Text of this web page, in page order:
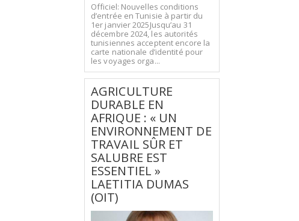
Officiel: Nouvelles conditions
d’entrée en Tunisie à partir du
1er janvier 2025Jusqu’au 31
décembre 2024, les autorités
tunisiennes acceptent encore la
carte nationale d’identité pour
les voyages orga...
AGRICULTURE
DURABLE EN
AFRIQUE : « UN
ENVIRONNEMENT DE
TRAVAIL SÛR ET
SALUBRE EST
ESSENTIEL »
LAETITIA DUMAS
(OIT)